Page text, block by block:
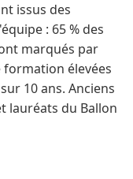
issus des
: 65 % des
marqués par
formation élevées
10 ans. Anciens
lauréats du Ballon